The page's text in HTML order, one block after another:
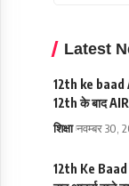
Latest
12th ke baad
12th के बाद
शिक्षा नवम्बर 30,
12th Ke